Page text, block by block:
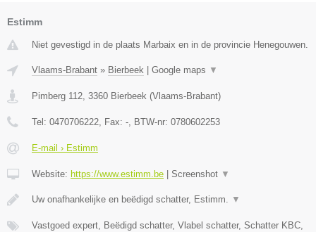
Estimm
Niet gevestigd in de plaats Marbaix en in de provincie Henegouwen.
Vlaams-Brabant » Bierbeek Google maps ▼
Pimberg 112 3360 Bierbeek (Vlaams-Brabant)
Tel: 0470706222 , Fax: - , BTW-nr: 0780602253
E-mail › Estimm
Website: https://www.estimm.be Screenshot ▼
Uw onafhankelijke en beëdigd schatter, Estimm. ▼
Vastgoed expert, Beëdigd schatter, Vlabel schatter, Schatter KBC,